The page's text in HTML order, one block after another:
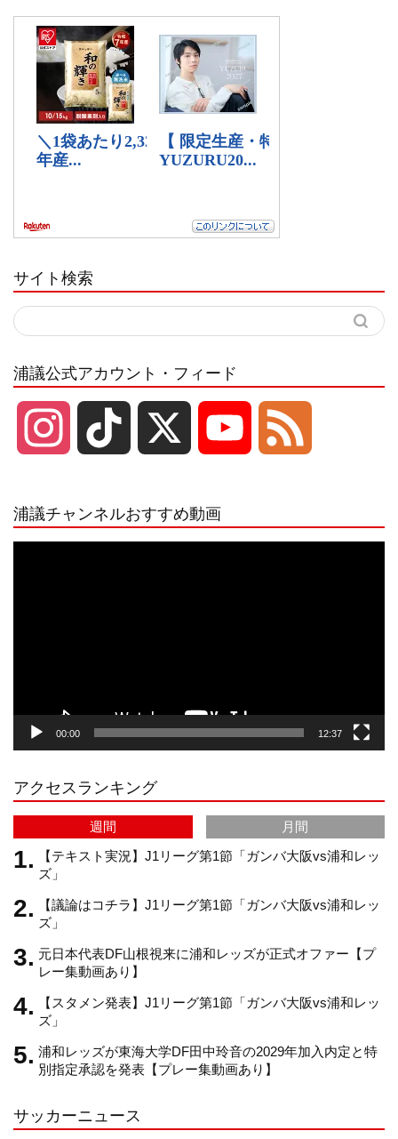
サイト検索
浦議公式アカウント・フィード
r
a
m
e
C
h
a
n
n
e
浦議チャンネルおすすめ動画
00:00 12:37
アクセスランキング
週間
月間
【テキスト実況】J1リーグ第1節「ガンバ大阪vs浦和レッ
ズ」
【議論はコチラ】J1リーグ第1節「ガンバ大阪vs浦和レッ
ズ」
元日本代表DF山根視来に浦和レッズが正式オファー【プ
レー集動画あり】
【スタメン発表】J1リーグ第1節「ガンバ大阪vs浦和レッ
ズ」
浦和レッズが東海大学DF田中玲音の2029年加入内定と特
別指定承認を発表【プレー集動画あり】
サッカーニュース